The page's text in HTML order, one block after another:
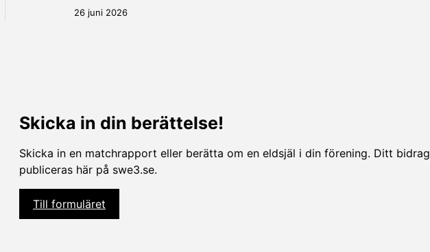
26 juni 2026
Skicka in din berättelse!
Skicka in en matchrapport eller berätta om en eldsjäl i din förening. Ditt bidrag
publiceras här på swe3.se.
Till formuläret